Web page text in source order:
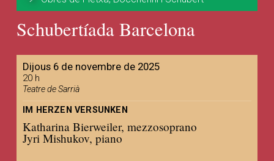
Schubertíada Barcelona
Dijous 6 de novembre de 2025
20 h
Teatre de Sarrià
IM HERZEN VERSUNKEN
Katharina Bierweiler, mezzosoprano
Jyri Mishukov, piano